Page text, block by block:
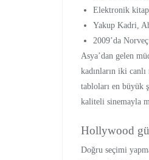
Elektronik kitap
Yakup Kadri,
2009’da
Asya’dan gelen
kadınların iki
tabloları en büyük
kaliteli sinemayla
Hollywood
Doğru seçimi